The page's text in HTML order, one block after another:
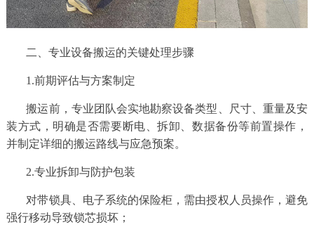
二、专业设备搬运的关键处理步骤
1.前期评估与方案制定
搬运前，专业团队会实地勘察设备类型、尺寸、重量及安
装方式，明确是否需要断电、拆卸、数据备份等前置操作，
并制定详细的搬运路线与应急预案。
2.专业拆卸与防护包装
对带锁具、电子系统的保险柜，需由授权人员操作，避免
强行移动导致锁芯损坏；